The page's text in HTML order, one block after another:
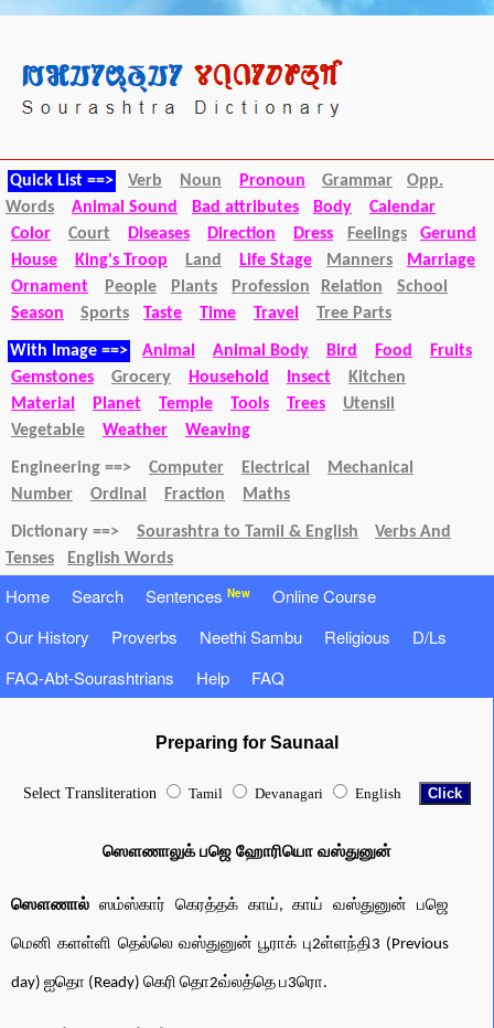
Quick List ==> Verb Noun Pronoun Grammar
Opp.
Words
Animal Sound Bad attributes Body
Calendar
Color
Court Diseases Direction Dress Feelings
Gerund
House
King's Troop Land Life Stage Manners
Marriage
Ornament
People Plants Profession Relation
School
Season
Sports Taste Time Travel Tree Parts
With Image ==> Animal Animal Body Bird Food
Fruits
Gemstones
Grocery Household Insect
Kitchen
Material
Planet Temple Tools Trees
Utensil
Vegetable
Weather Weaving
Engineering ==> Computer Electrical
Mechanical
Number
Ordinal Fraction Maths
Dictionary ==> Sourashtra to Tamil & English
Verbs And
Tenses
English Words
Home Search Sentences New
Online Course
Our History
Proverbs Neethi Sambu Religious
D/Ls
FAQ-Abt-Sourashtrians
Help FAQ
Preparing for Saunaal
Select Transliteration Tamil Devanagari English
ஸௌணாலுக் பஜெ ஹோரியொ வஸ்துனுன்
ஸௌணால் ஸம்ஸ்கார் கெரத்தக் காய், காய் வஸ்துனுன் பஜெ
மெனி களள்ளி தெல்லெ வஸ்துனுன் பூராக் பு2ள்ளந்தி3 (Previous
day) ஐதொ (Ready) கெரி தொ2வ்லத்தெ ப3ரொ.